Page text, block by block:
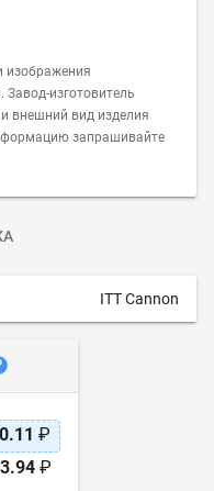
изображения
изготовитель
внешний вид изделия
запрашивайте
ITT Cannon
₽
₽